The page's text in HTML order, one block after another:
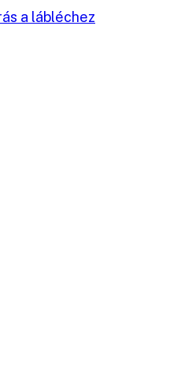
a lábléchez